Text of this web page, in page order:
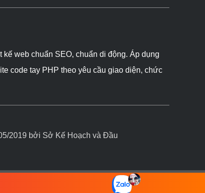
web chuẩn SEO, chuẩn di động. Áp dụng
code tay PHP theo yêu cầu giao diện, chức
2019 bởi Sở Kế Hoạch và Đầu